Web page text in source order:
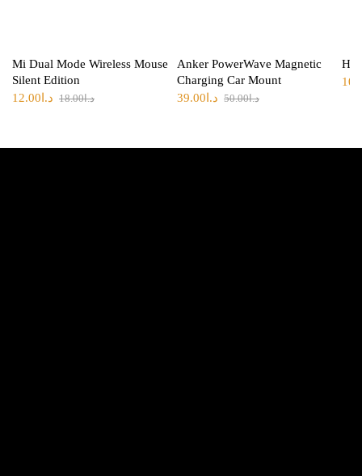
Mi Dual Mode Wireless Mouse
Silent Edition
د.ا18.00 د.ا 12.00
Anker PowerWave Magnetic
Charging Car Mount
د.ا50.00 د.ا 39.00